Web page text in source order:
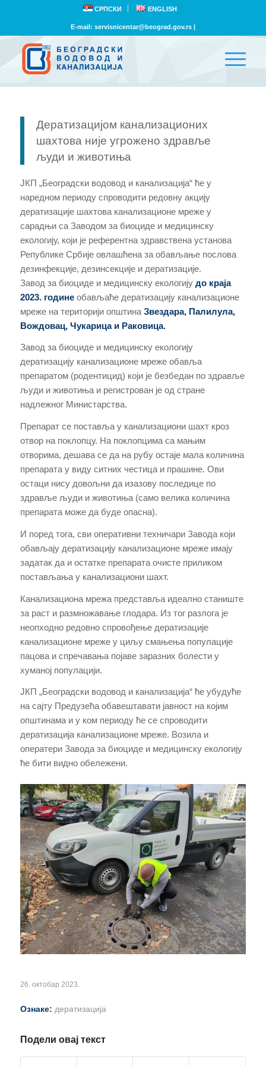
СРПСКИ ENGLISH
E-mail: servisnicentar@beograd.gov.rs|
Дератизацијом канализационих
шахтова није угрожено здравље
људи и животиња
ЈКП „Београдски водовод и канализација“ ће у
наредном периоду спроводити редовну акцију
дератизације шахтова канализационе мреже у
сарадњи са Заводом за биоциде и медицинску
екологију, који је референтна здравствена установа
Републике Србије овлашћена за обављање послова
дезинфекције, дезинсекције и дератизације.
Завод за биоциде и медицинску екологију до краја
2023. годинеобављаће дератизацију канализационе
мреже на територији општина Звездара, Палилула,
Вождовац, Чукарица и Раковица.
Завод за биоциде и медицинску екологију
дератизацију канализационе мреже обавља
препаратом (родентицид) који је безбедан по здравље
људи и животиња и регистрован је од стране
надлежног Министарства.
Препарат се поставља у канализациони шахт кроз
отвор на поклопцу. На поклопцима са мањим
отворима, дешава се да на рубу остаје мала количина
препарата у виду ситних честица и прашине. Ови
остаци нису довољни да изазову последице по
здравље људи и животиња (само велика количина
препарата може да буде опасна).
И поред тога, сви оперативни техничари Завода који
обављају дератизацију канализационе мреже имају
задатак да и остатке препарата очисте приликом
постављања у канализациони шахт.
Канализациона мрежа представља идеално станиште
за раст и размножавање глодара. Из тог разлога је
неопходно редовно спровођење дератизације
канализационе мреже у циљу смањења популације
пацова и спречавања појаве заразних болести у
хуманој популацији.
ЈКП „Београдски водовод и канализација“ ће убудуће
на сајту Предузећа обавештавати јавност на којим
општинама и у ком периоду ће се спроводити
дератизација канализационе мреже. Возила и
оператери Завода за биоциде и медицинску екологију
ће бити видно обележени.
26. октобар 2023.
Ознаке: дератизација
Подели овај текст